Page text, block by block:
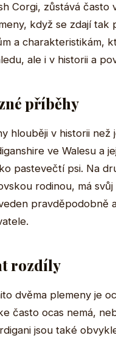
Corgi, zůstává často
když se zdají tak
a charakteristikám,
ale i v historii a
příběhy
hlouběji v historii
ve Walesu a
pastevečtí psi. Na
rodinou, má
pravděpodobně
rozdíly
dvěma plemeny je
často ocas nemá,
jsou také